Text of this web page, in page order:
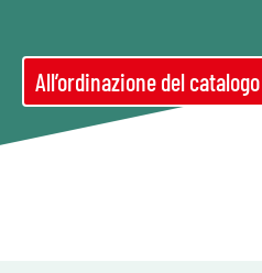
All’ordinazione del catalogo